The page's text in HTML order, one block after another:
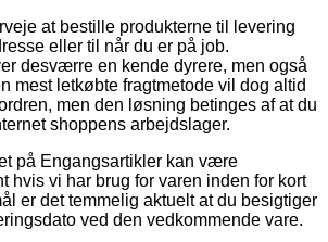
at bestille produkterne til levering
eller til når du er på job.
desværre en kende dyrere, men også
mest letkøbte fragtmetode vil dog altid
men den løsning betinges af at du
shoppens arbejdslager.
på Engangsartikler kan være
hvis vi har brug for varen inden for kort
er det temmelig aktuelt at du besigtiger
ved den vedkommende vare.